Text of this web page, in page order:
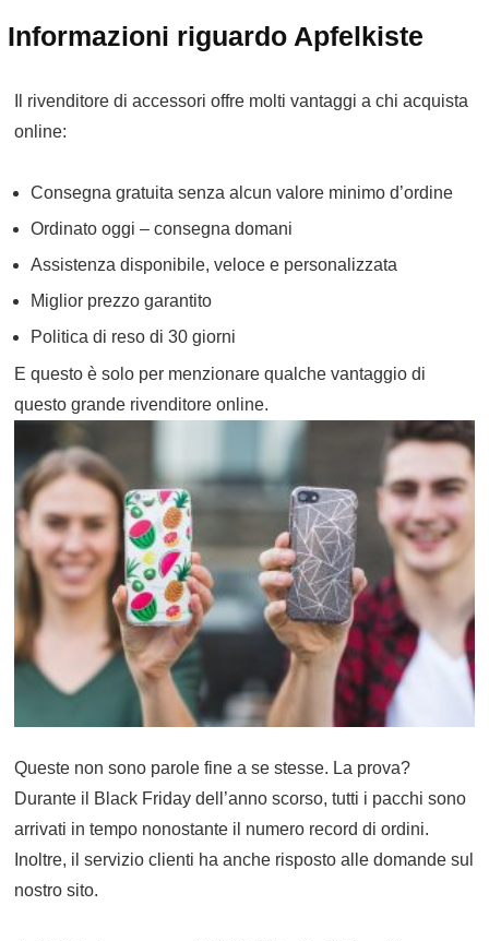
Informazioni riguardo Apfelkiste
Il rivenditore di accessori offre molti vantaggi a chi acquista
online:
Consegna gratuita senza alcun valore minimo d’ordine
Ordinato oggi – consegna domani
Assistenza disponibile, veloce e personalizzata
Miglior prezzo garantito
Politica di reso di 30 giorni
E questo è solo per menzionare qualche vantaggio di
questo grande rivenditore online.
Queste non sono parole fine a se stesse. La prova?
Durante il Black Friday dell’anno scorso, tutti i pacchi sono
arrivati in tempo nonostante il numero record di ordini.
Inoltre, il servizio clienti ha anche risposto alle domande sul
nostro sito.